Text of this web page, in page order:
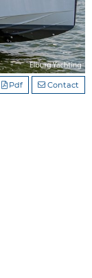
Contact
Pdf